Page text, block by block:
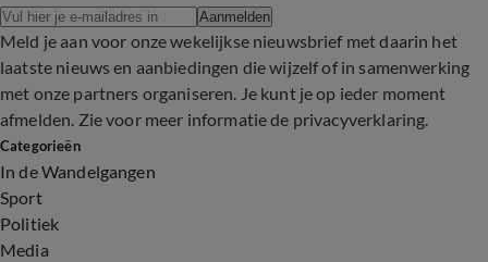
Aanmelden
Meld je aan voor onze wekelijkse nieuwsbrief met daarin het
laatste nieuws en aanbiedingen die wijzelf of in samenwerking
met onze partners organiseren. Je kunt je op ieder moment
afmelden. Zie voor meer informatie de privacyverklaring.
Categorieën
In de Wandelgangen
Sport
Politiek
Media